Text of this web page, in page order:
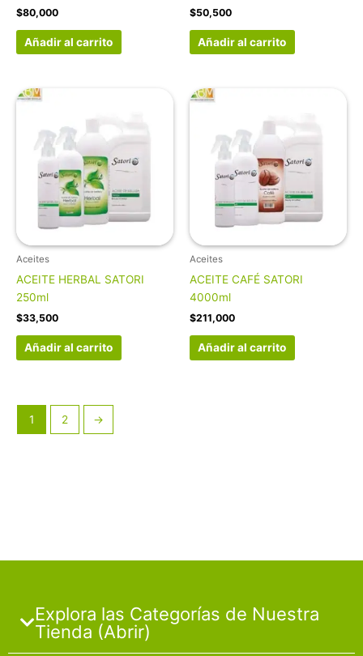
$80,000
Añadir al carrito
$50,500
Añadir al carrito
Aceites
ACEITE HERBAL SATORI
250ml
$33,500
Añadir al carrito
Aceites
ACEITE CAFÉ SATORI
4000ml
$211,000
Añadir al carrito
1 2 →
Explora las Categorías de Nuestra
Tienda (Abrir)